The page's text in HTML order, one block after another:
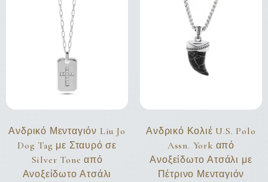
Ανδρικό Μενταγιόν Liu Jo
Dog Tag με Σταυρό σε
Silver Tone από
Ανοξείδωτο Ατσάλι
Ανδρικό Κολιέ U.S. Polo
Assn. York από
Ανοξείδωτο Ατσάλι με
Πέτρινο Μενταγιόν